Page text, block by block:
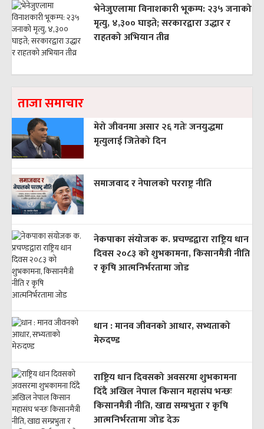
भेनेजुएलामा विनाशकारी भूकम्प: २३५ जनाको
मृत्यु, ४,३०० घाइते; सरकारद्वारा उद्धार र
राहतको अभियान तीव्र
ताजा समाचार
मेरो जीवनमा असार २६ गतेः जनयुद्धमा
मृत्युलाई जितेको दिन
समाजवाद र नेपालको परराष्ट्र नीति
नेकपाका संयोजक क. प्रचण्डद्वारा राष्ट्रिय धान
दिवस २०८३ को शुभकामना, किसानमैत्री नीति
र कृषि आत्मनिर्भरतामा जोड
धान : मानव जीवनको आधार, सभ्यताको
मेरुदण्ड
राष्ट्रिय धान दिवसको अवसरमा शुभकामना
दिँदै अखिल नेपाल किसान महासंघ भन्छः
किसानमैत्री नीति, खाद्य सम्प्रभुता र कृषि
आत्मनिर्भरतामा जोड देऊ